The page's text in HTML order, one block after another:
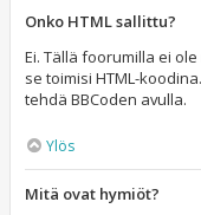
Onko HTML sallittu?
Ei. Tällä foorumilla ei
se toimisi HTML-
tehdä BBCoden avulla.
Ylös
Mitä ovat hymiöt?